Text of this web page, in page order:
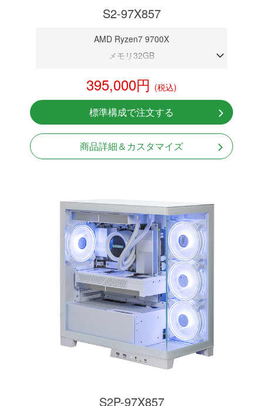
S2-97X857
AMD Ryzen7 9700X
メモリ32GB
NVMeSSD 1TB
無線LAN Bluetooth対応
Windows11 Home 64bit
395,000円 (税込)
標準構成で注文する
商品詳細＆カスタマイズ
S2P-97X857